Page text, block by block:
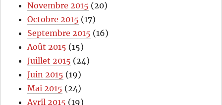
Novembre 2015 (20)
Octobre 2015 (17)
Septembre 2015 (16)
Août 2015 (15)
Juillet 2015 (24)
Juin 2015 (19)
Mai 2015 (24)
Avril 2015 (19)